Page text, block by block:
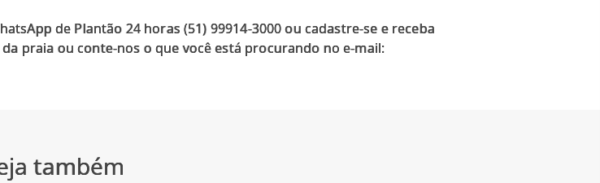
de Plantão 24 horas (51) 99914-3000 ou cadastre-se e receba
praia ou conte-nos o que você está procurando no e-mail:
também